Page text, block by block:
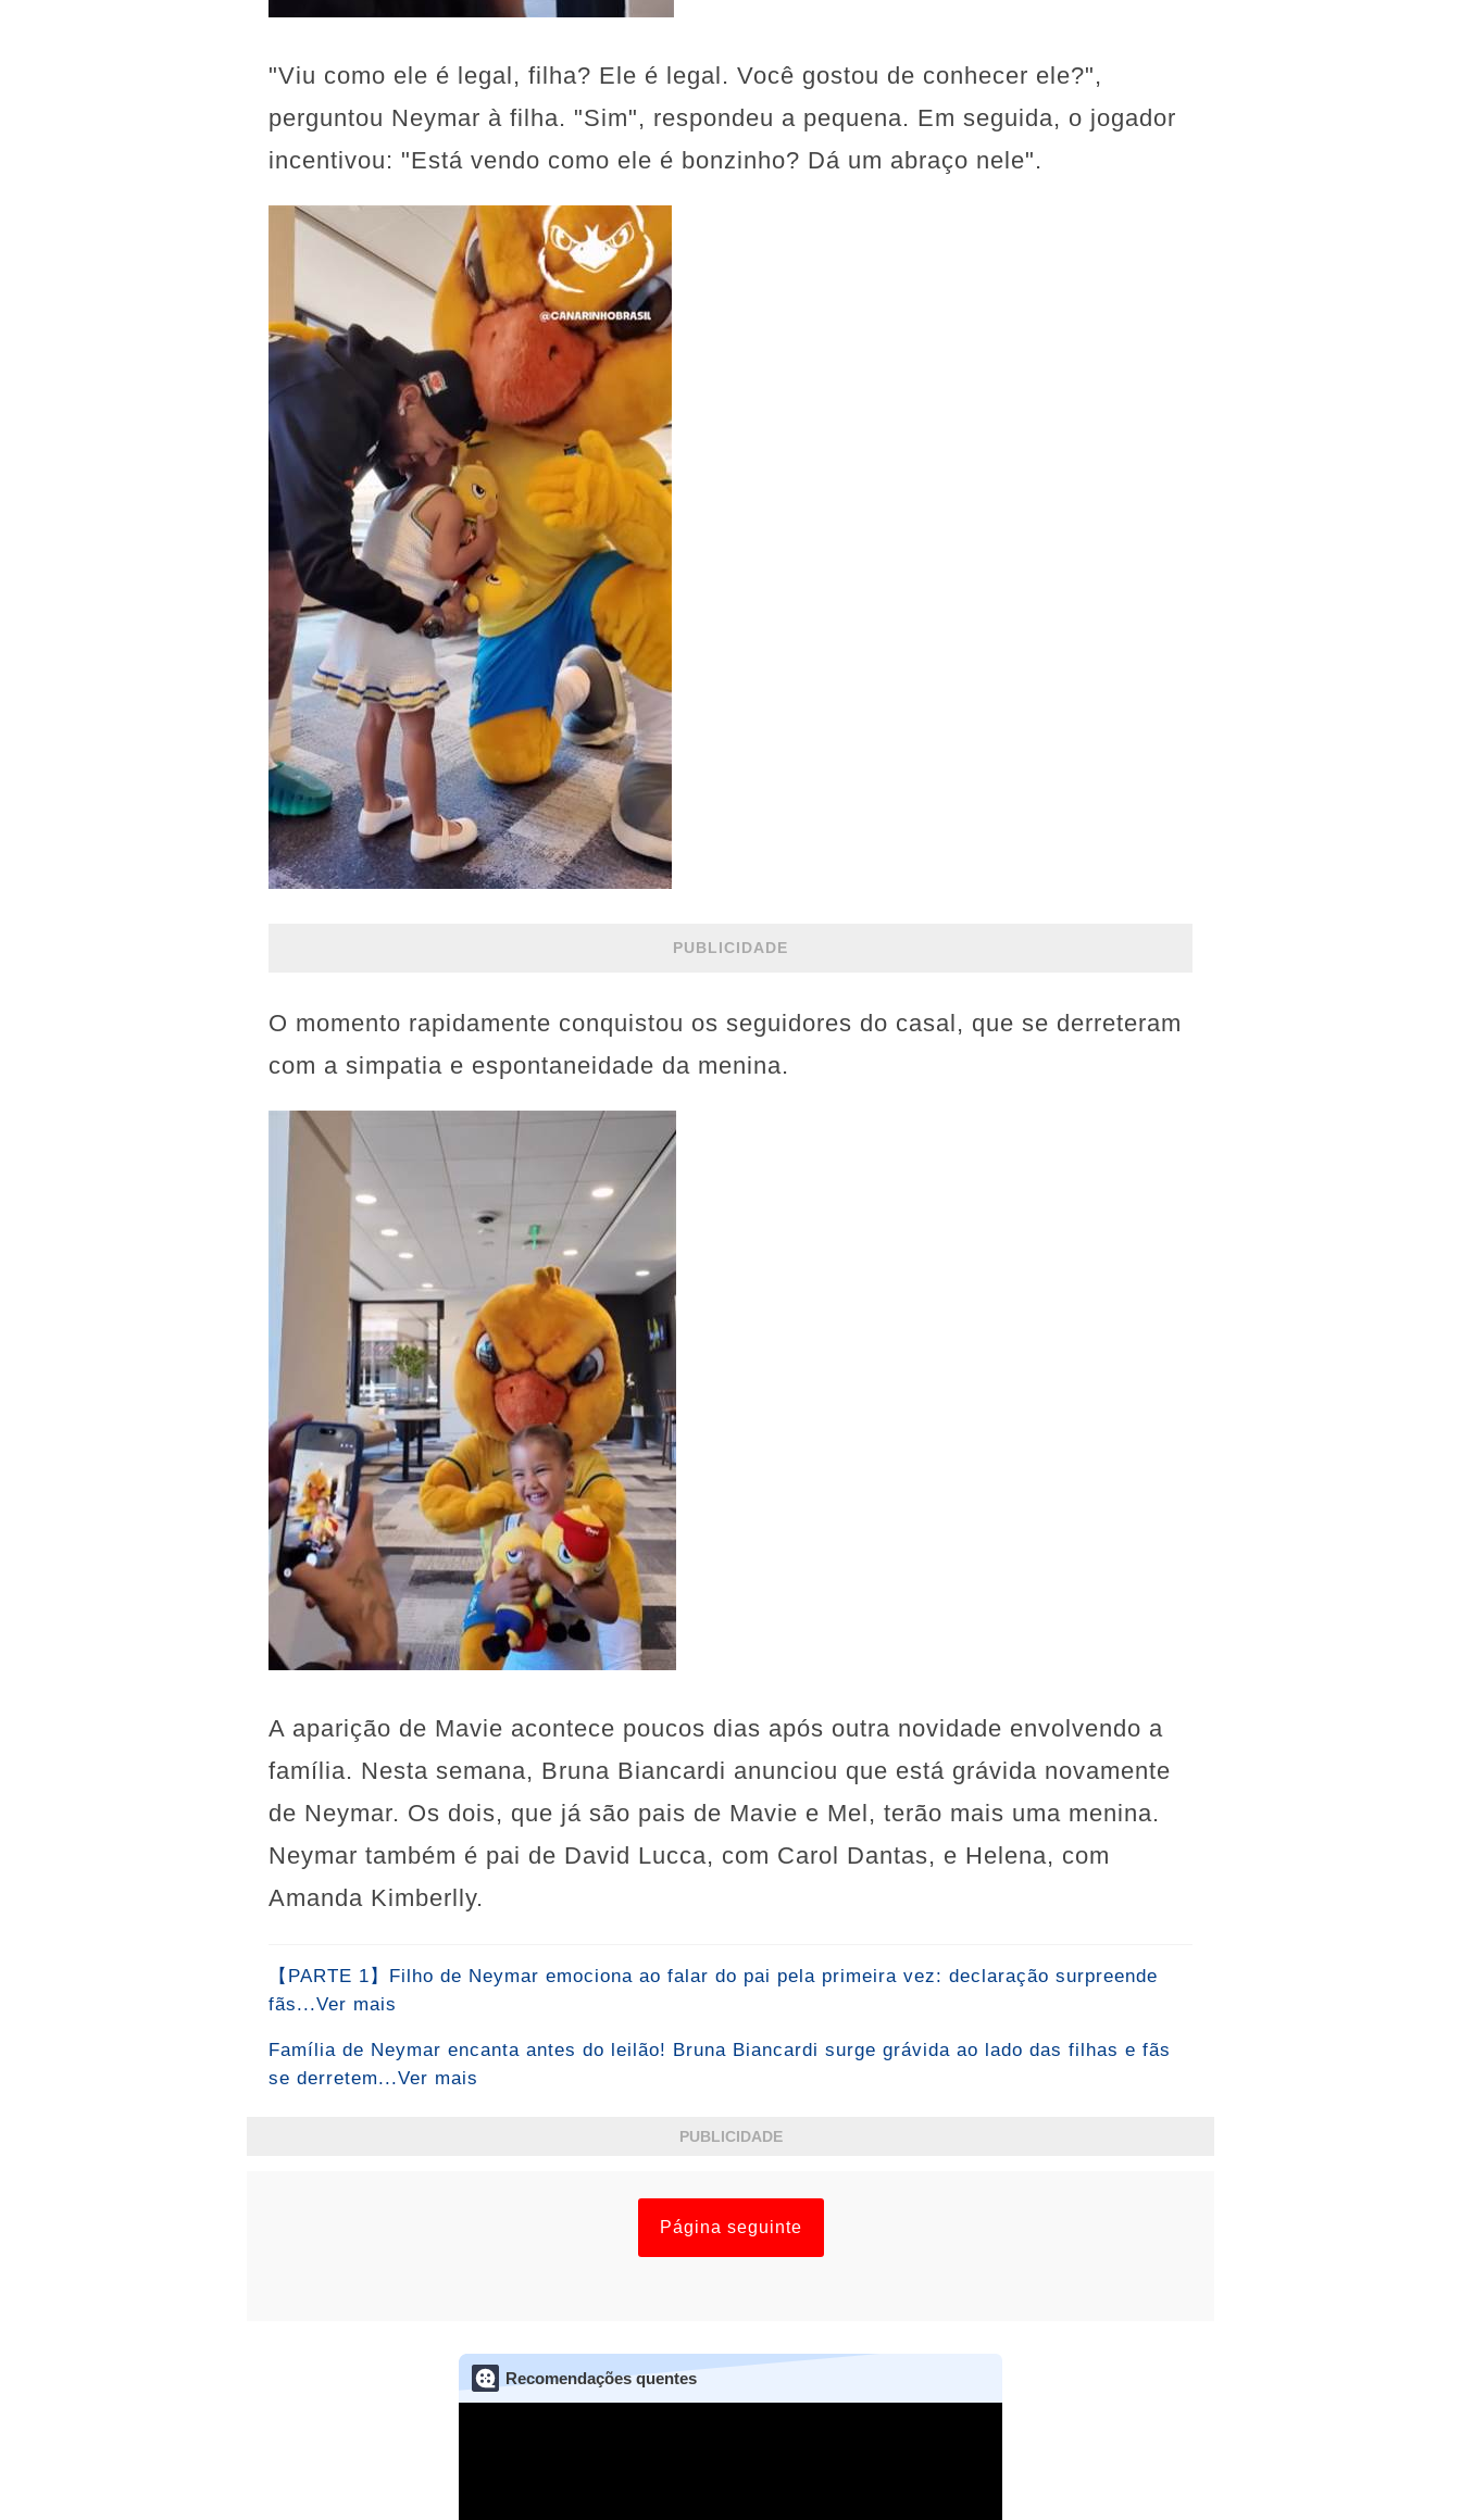
"Viu como ele é legal, filha? Ele é legal. Você gostou de conhecer ele?",
perguntou Neymar à filha. "Sim", respondeu a pequena. Em seguida, o jogador
incentivou: "Está vendo como ele é bonzinho? Dá um abraço nele".
PUBLICIDADE
O momento rapidamente conquistou os seguidores do casal, que se derreteram
com a simpatia e espontaneidade da menina.
A aparição de Mavie acontece poucos dias após outra novidade envolvendo a
família. Nesta semana, Bruna Biancardi anunciou que está grávida novamente
de Neymar. Os dois, que já são pais de Mavie e Mel, terão mais uma menina.
Neymar também é pai de David Lucca, com Carol Dantas, e Helena, com
Amanda Kimberlly.
【PARTE 1】Filho de Neymar emociona ao falar do pai pela primeira vez: declaração surpreende
fãs...Ver mais
Família de Neymar encanta antes do leilão! Bruna Biancardi surge grávida ao lado das filhas e fãs
se derretem...Ver mais
PUBLICIDADE
Página seguinte
Recomendações quentes